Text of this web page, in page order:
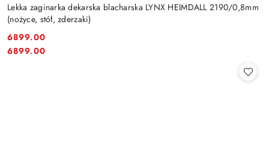
Lekka zaginarka dekarska blacharska LYNX HEIMDALL 2190/0,8mm
(nożyce, stół, zderzaki)
Cena:
6899.00
Cena:
6899.00